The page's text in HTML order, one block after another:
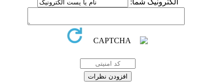
الکترونیک شما: